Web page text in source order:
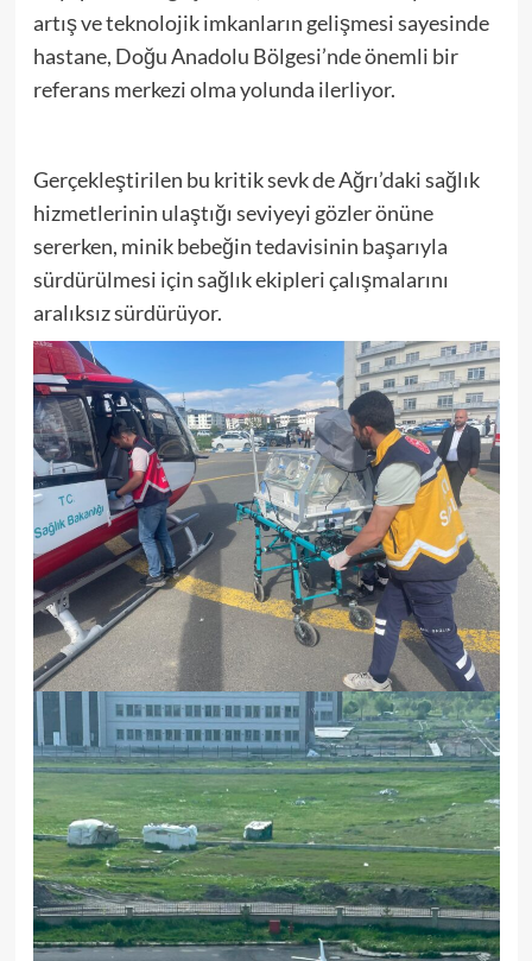
artış ve teknolojik imkanların gelişmesi sayesinde
hastane, Doğu Anadolu Bölgesi’nde önemli bir
referans merkezi olma yolunda ilerliyor.
Gerçekleştirilen bu kritik sevk de Ağrı’daki sağlık
hizmetlerinin ulaştığı seviyeyi gözler önüne
sererken, minik bebeğin tedavisinin başarıyla
sürdürülmesi için sağlık ekipleri çalışmalarını
aralıksız sürdürüyor.